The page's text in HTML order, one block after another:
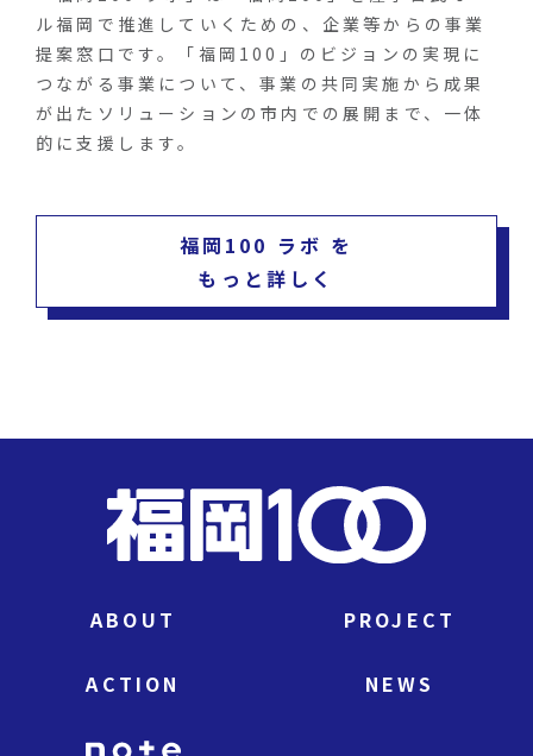
ル福岡で推進していくための、企業等からの事業
提案窓口です。「福岡100」のビジョンの実現に
つながる事業について、事業の共同実施から成果
が出たソリューションの市内での展開まで、一体
的に支援します。
福岡100 ラボ を
もっと詳しく
ABOUT PROJECT
ACTION NEWS